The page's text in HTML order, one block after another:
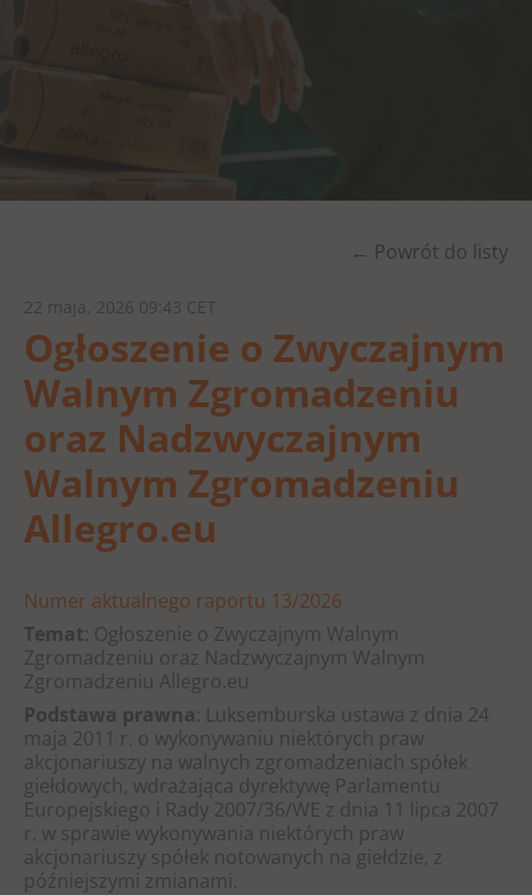
← Powrót do listy
Ogłoszenie o Zwyczajnym
Walnym Zgromadzeniu
oraz Nadzwyczajnym
Walnym Zgromadzeniu
Allegro.eu
22 maja, 2026 09:43 CET
Numer aktualnego raportu 13/2026
Temat : Ogłoszenie o Zwyczajnym Walnym
Zgromadzeniu oraz Nadzwyczajnym Walnym
Zgromadzeniu Allegro.eu
Podstawa prawna : Luksemburska ustawa z dnia 24
maja 2011 r. o wykonywaniu niektórych praw
akcjonariuszy na walnych zgromadzeniach spółek
giełdowych, wdrażająca dyrektywę Parlamentu
Europejskiego i Rady 2007/36/WE z dnia 11 lipca 2007
r. w sprawie wykonywania niektórych praw
akcjonariuszy spółek notowanych na giełdzie, z
późniejszymi zmianami.